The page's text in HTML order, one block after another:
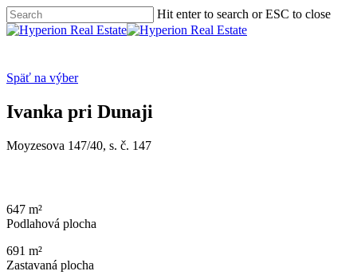
Skip
to
main
Hit enter to search or ESC to close
Close
Späť na výber
Ivanka pri Dunaji
Moyzesova 147/40, s. č. 147
647 m²
Podlahová plocha
691 m²
Zastavaná plocha